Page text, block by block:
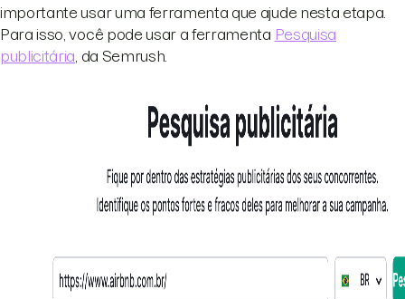
importante usar uma ferramenta que ajude nesta etapa.
Para isso, você pode usar a ferramenta Pesquisa
publicitária , da Semrush.